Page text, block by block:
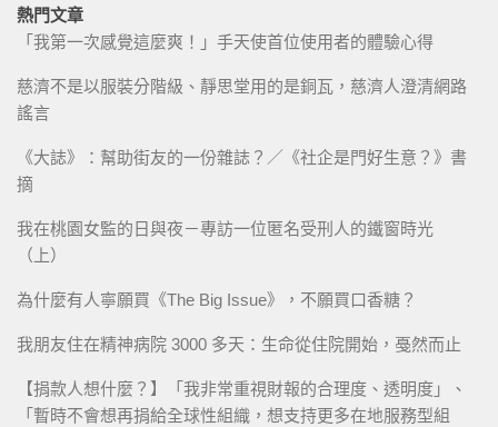
熱門文章
「我第一次感覺這麼爽！」手天使首位使用者的體驗心得
慈濟不是以服裝分階級、靜思堂用的是銅瓦，慈濟人澄清網路
謠言
《大誌》：幫助街友的一份雜誌？／《社企是門好生意？》書
摘
我在桃園女監的日與夜－專訪一位匿名受刑人的鐵窗時光
（上）
為什麼有人寧願買《The Big Issue》，不願買口香糖？
我朋友住在精神病院 3000 多天：生命從住院開始，戞然而止
【捐款人想什麼？】「我非常重視財報的合理度、透明度」、
「暫時不會想再捐給全球性組織，想支持更多在地服務型組